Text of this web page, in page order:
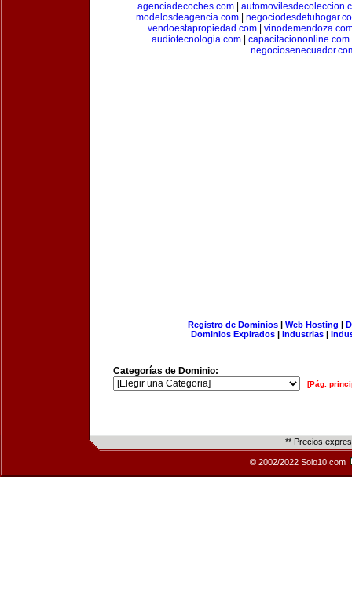
agenciadecoches.com
modelosdeagencia.com
vendoestapropiedad.com|
audiotecnologia.com
capacitaciononline.com
Registro de Dominios| Web Hosting |
Dominios Expirados | Industrias |
Categorías de Dominio:
[Pág.
** Precios
© 2002/2022 Solo10.com